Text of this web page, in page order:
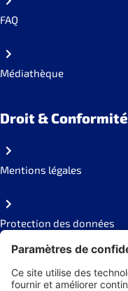
FAQ
Médiathèque
Droit & Conformité
Mentions légales
Protection des données
Code of conduct